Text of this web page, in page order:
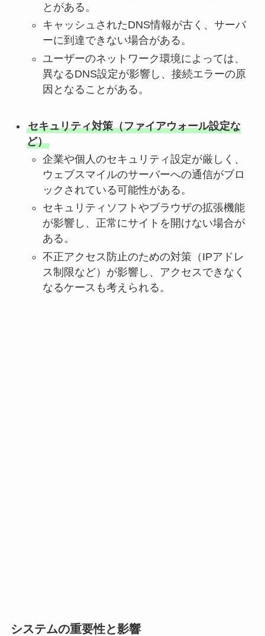
とがある。
キャッシュされたDNS情報が古く、サーバ
ーに到達できない場合がある。
ユーザーのネットワーク環境によっては、
異なるDNS設定が影響し、接続エラーの原
因となることがある。
セキュリティ対策（ファイアウォール設定な
ど）
企業や個人のセキュリティ設定が厳しく、
ウェブスマイルのサーバーへの通信がブロ
ックされている可能性がある。
セキュリティソフトやブラウザの拡張機能
が影響し、正常にサイトを開けない場合が
ある。
不正アクセス防止のための対策（IPアドレ
ス制限など）が影響し、アクセスできなく
なるケースも考えられる。
システムの重要性と影響